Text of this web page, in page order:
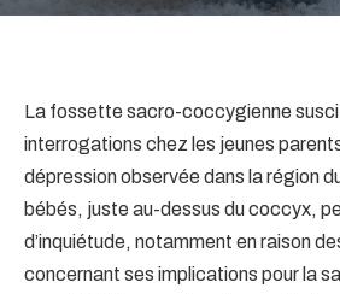
La fossette sacro-coccygienne
interrogations chez les jeunes
dépression observée dans la région
bébés, juste au-dessus du coccyx,
d’inquiétude, notamment en raison
concernant ses implications pour la